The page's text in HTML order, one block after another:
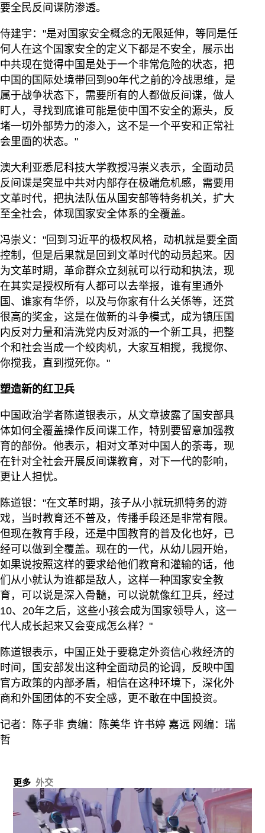
要全民反间谍防渗透。
侍建宇："是对国家安全概念的无限延伸，等同是任
何人在这个国家安全的定义下都是不安全，展示出
中共现在觉得中国是处于一个非常危险的状态，把
中国的国际处境带回到90年代之前的冷战思维，是
属于战争状态下，需要所有的人都做反间谍，做人
盯人，寻找到底谁可能是使中国不安全的源头，反
堵一切外部势力的渗入，这不是一个平安和正常社
会里面的状态。"
澳大利亚悉尼科技大学教授冯崇义表示，全面动员
反间谍是突显中共对内部存在极端危机感，需要用
文革时代，把执法队伍从国安部等特务机关，扩大
至全社会，体现国家安全体系的全覆盖。
冯崇义："回到习近平的极权风格，动机就是要全面
控制，但是后果就是回到文革时代的动员起来。因
为文革时期，革命群众立刻就可以行动和执法，现
在其实是授权所有人都可以去举报，谁有里通外
国、谁家有华侨，以及与你家有什么关係等，还赏
很高的奖金，这是在做新的斗争模式，成为镇压国
内反对力量和清洗党内反对派的一个新工具，把整
个和社会当成一个绞肉机，大家互相搅，我搅你、
你搅我，直到搅死你。"
塑造新的红卫兵
中国政治学者陈道银表示，从文章披露了国安部具
体如何全覆盖操作反间谍工作，特别要留意加强教
育的部份。他表示，相对文革对中国人的荼毒，现
在针对全社会开展反间谍教育，对下一代的影响，
更让人担忧。
陈道银："在文革时期，孩子从小就玩抓特务的游
戏，当时教育还不普及，传播手段还是非常有限。
但现在教育手段，还是中国教育的普及化也好，已
经可以做到全覆盖。现在的一代，从幼儿园开始，
如果说按照这样的要求给他们教育和灌输的话，他
们从小就认为谁都是敌人，这样一种国家安全教
育，可以说是深入骨髓，可以说就像红卫兵，经过
10、20年之后，这些小孩会成为国家领导人，这一
代人成长起来又会变成怎么样？"
陈道银表示，中国正处于要稳定外资信心救经济的
时间，国安部发出这种全面动员的论调，反映中国
官方政策的内部矛盾，相信在这种环境下，深化外
商和外国团体的不安全感，更不敢在中国投资。
记者：陈子非 责编：陈美华 许书婷 嘉远 网编：瑞
哲
更多 外交